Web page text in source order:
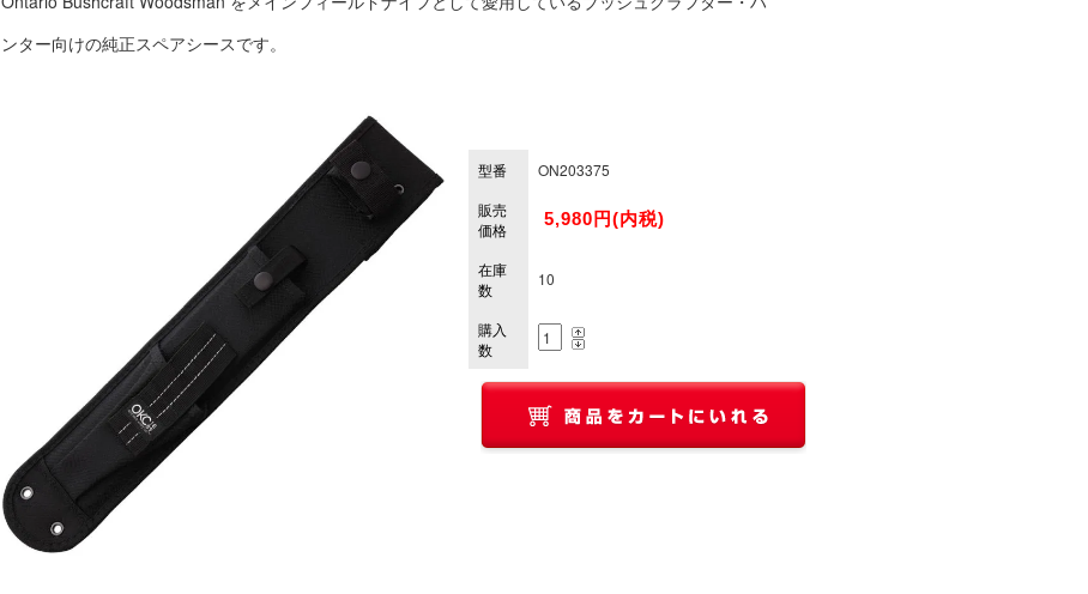
ンター向けの純正スペアシースです。
型番
ON203375
販売
価格
5,980円(内税)
在庫
数
10
購入
数